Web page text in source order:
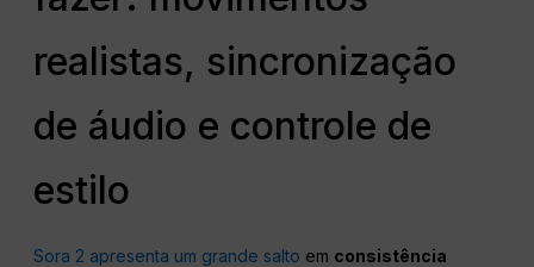
realistas, sincronização
de áudio e controle de
estilo
Sora 2 apresenta um grande salto em consistência